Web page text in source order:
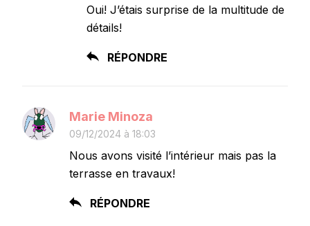
Oui! J’étais surprise de la multitude de
détails!
RÉPONDRE
Marie Minoza
09/12/2024 à 18:03
Nous avons visité l’intérieur mais pas la
terrasse en travaux!
RÉPONDRE